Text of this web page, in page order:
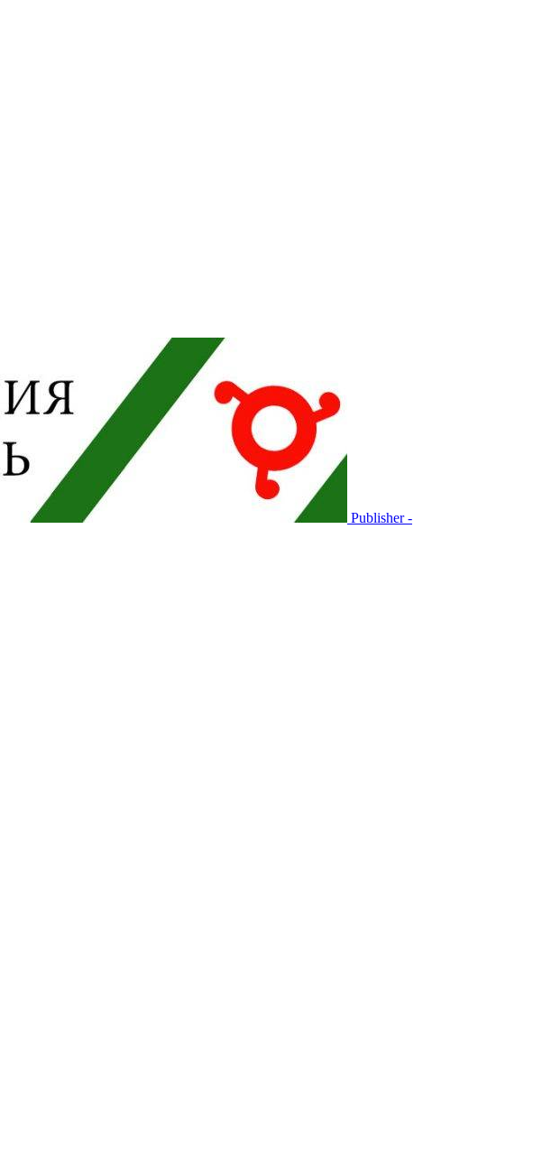
Publisher -